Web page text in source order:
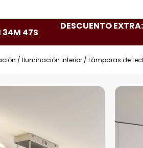
34M 46S
DESCUENTO
Iluminación interior Lámparas de